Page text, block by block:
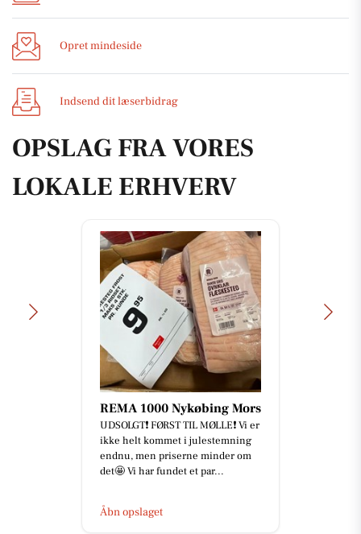
Opret mindeside
Indsend dit læserbidrag
OPSLAG FRA VORES
LOKALE ERHVERV
REMA 1000 Nykøbing Mors
UDSOLGT❗️ FØRST TIL MØLLE❗️ Vi er
ikke helt kommet i julestemning
endnu, men priserne minder om
det🤩 Vi har fundet et par...
Åbn opslaget